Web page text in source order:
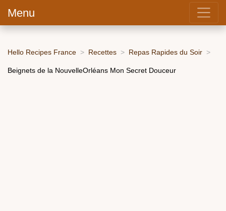
Menu
Hello Recipes France Recettes Repas Rapides du Soir
Beignets de la NouvelleOrléans Mon Secret Douceur